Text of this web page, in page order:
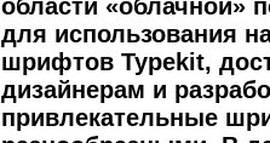
области «облачной»
для использования
шрифтов Typekit,
дизайнерам и
привлекательные